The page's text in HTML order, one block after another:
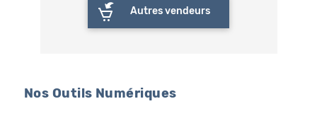
Autres vendeurs
Nos Outils Numériques